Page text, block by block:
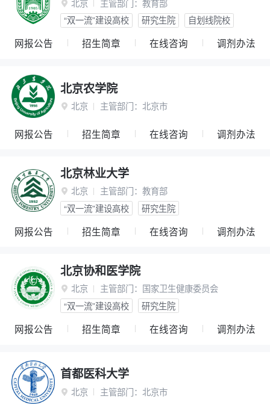
 北京 主管部门： 教育部
“双一流”建设高校
研究生院 自划线院校
网报公告 招生简章 在线咨询 调剂办法
北京农学院
 北京 主管部门： 北京市
网报公告 招生简章 在线咨询 调剂办法
北京林业大学
 北京 主管部门： 教育部
“双一流”建设高校
研究生院
网报公告 招生简章 在线咨询 调剂办法
北京协和医学院
 北京 主管部门： 国家卫生健康委员会
“双一流”建设高校
研究生院
网报公告 招生简章 在线咨询 调剂办法
首都医科大学
 北京 主管部门： 北京市